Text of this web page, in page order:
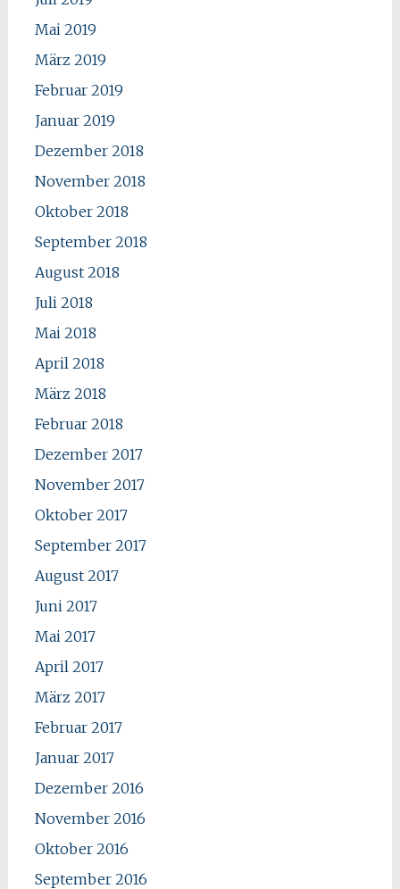
Mai 2019
März 2019
Februar 2019
Januar 2019
Dezember 2018
November 2018
Oktober 2018
September 2018
August 2018
Juli 2018
Mai 2018
April 2018
März 2018
Februar 2018
Dezember 2017
November 2017
Oktober 2017
September 2017
August 2017
Juni 2017
Mai 2017
April 2017
März 2017
Februar 2017
Januar 2017
Dezember 2016
November 2016
Oktober 2016
September 2016